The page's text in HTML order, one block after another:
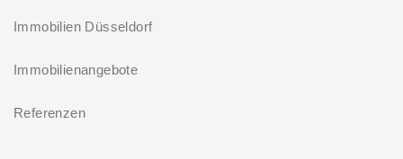
Antragstellende verpflichten sich
zu energetischer Sanierung binnen
Familien – Bestandserwerb / „Jung kauft
mittlerem Einkommen, die eine
Immobilien Düsseldorf
Immobilienangebote
Referenzen